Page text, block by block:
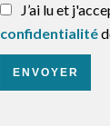
J’ai lu et
confidentialité
ENVOYER